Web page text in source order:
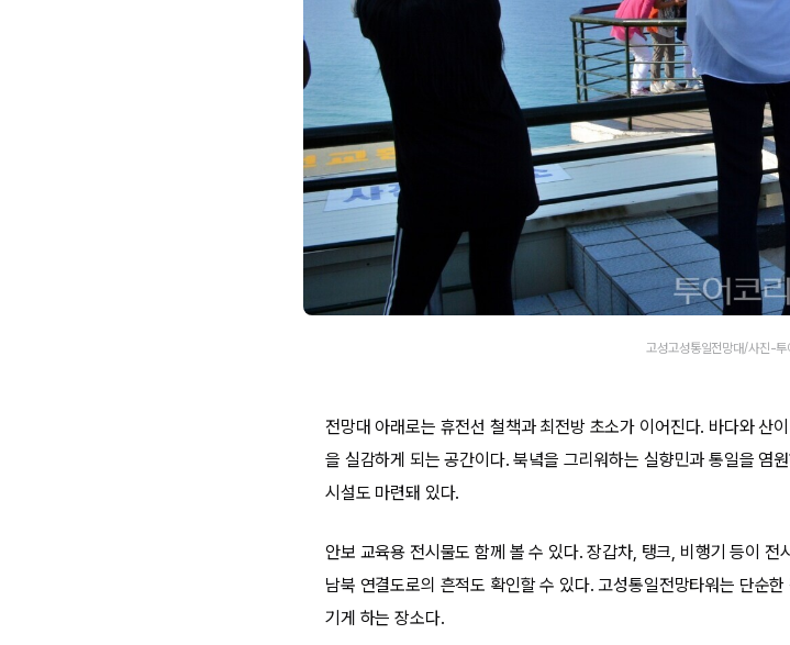
고성고성통일전망대/사진-투
전망대 아래로는 휴전선 철책과 최전방 초소가 이어진다. 바다와 산
을 실감하게 되는 공간이다. 북녘을 그리워하는 실향민과 통일을 염
시설도 마련돼 있다.
안보 교육용 전시물도 함께 볼 수 있다. 장갑차, 탱크, 비행기 등이
남북 연결도로의 흔적도 확인할 수 있다. 고성통일전망타워는 단순
기게 하는 장소다.